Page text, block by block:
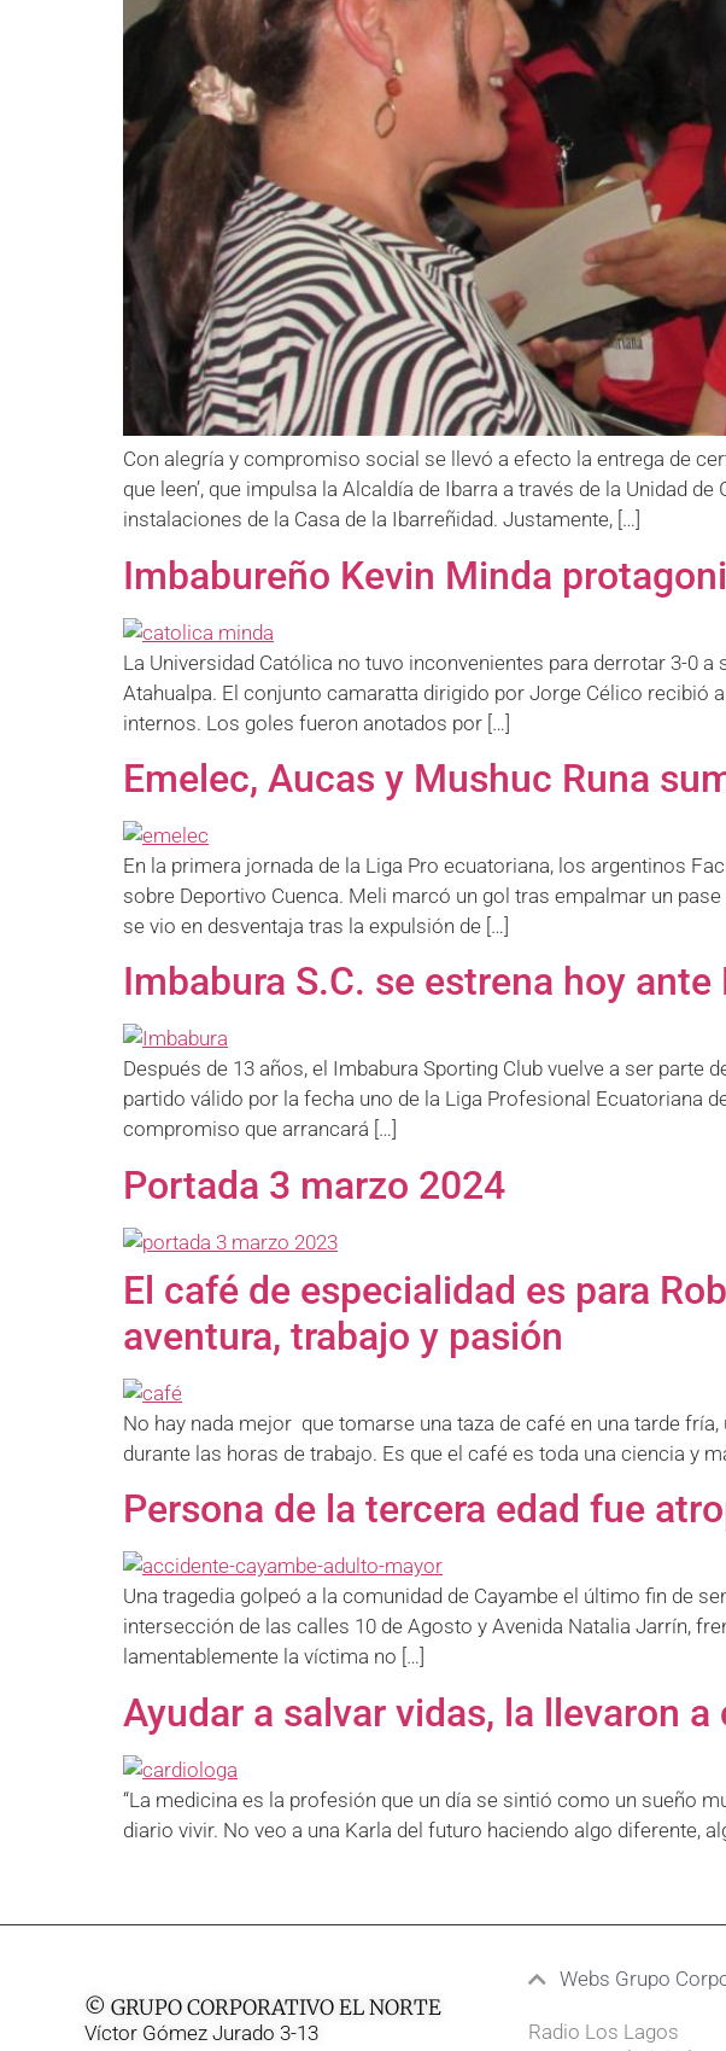
Con alegría y compromiso social se llevó a efecto la entrega de
que leen’, que impulsa la Alcaldía de Ibarra a través de la Unidad
instalaciones de la Casa de la Ibarreñidad. Justamente, […]
Imbabureño Kevin Minda
La Universidad Católica no tuvo inconvenientes para derrotar 3-0
Atahualpa. El conjunto camaratta dirigido por Jorge Célico recibió
internos. Los goles fueron anotados por […]
Emelec, Aucas y Mushuc Runa
En la primera jornada de la Liga Pro ecuatoriana, los argentinos
sobre Deportivo Cuenca. Meli marcó un gol tras empalmar un
se vio en desventaja tras la expulsión de […]
Imbabura S.C. se estrena hoy ante
Después de 13 años, el Imbabura Sporting Club vuelve a ser
partido válido por la fecha uno de la Liga Profesional Ecuatoriana
compromiso que arrancará […]
Portada 3 marzo 2024
El café de especialidad es para
aventura, trabajo y pasión
No hay nada mejor que tomarse una taza de café en una tarde
durante las horas de trabajo. Es que el café es toda una ciencia y
Persona de la tercera edad fue
Una tragedia golpeó a la comunidad de Cayambe el último fin de
intersección de las calles 10 de Agosto y Avenida Natalia Jarrín,
lamentablemente la víctima no […]
Ayudar a salvar vidas, la llevaron
“La medicina es la profesión que un día se sintió como un sueño
diario vivir. No veo a una Karla del futuro haciendo algo diferente,
© GRUPO CORPORATIVO EL NORTE
Víctor Gómez Jurado 3-13
Webs Grupo
Radio Los Lagos